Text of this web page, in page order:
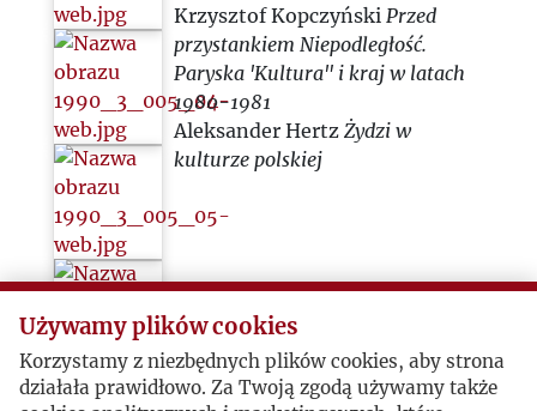
Krzysztof KopczyńskiPrzed
przystankiem Niepodległość.
Paryska 'Kultura" i kraj w latach
1980-1981
Aleksander HertzŻydzi w
kulturze polskiej
Krakowskie Targi Wydawców
Używamy plików cookies
Korzystamy z niezbędnych plików cookies, aby strona
działała prawidłowo. Za Twoją zgodą używamy także